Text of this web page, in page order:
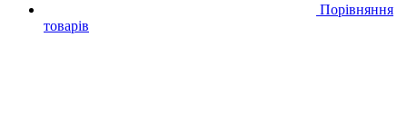
Порівняння
товарів